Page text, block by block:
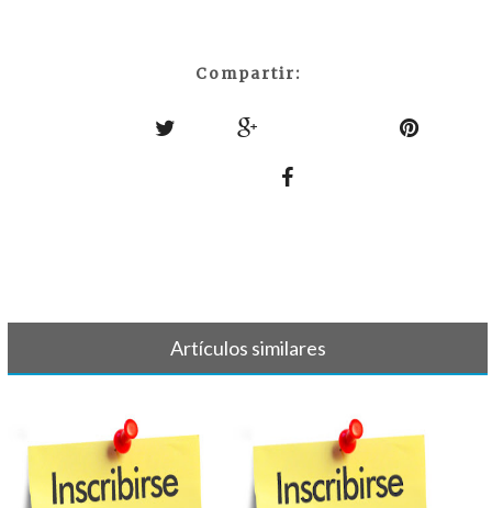
Compartir:
Artículos similares